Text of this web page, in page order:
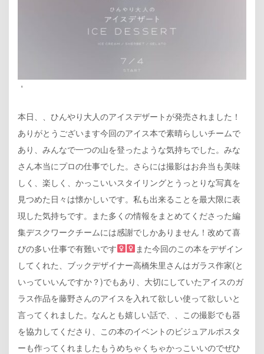
＇
本日、、ひんやり大人のアイスデザートが発売されました！
ありがとうございます今回のアイス本で素晴らしいチームで
あり、みんなで一つの山を登ったような気持ちでした。みな
さん本当にプロの仕事でした。さらには撮影はお弁当も美味
しく、楽しく、かっこいいスタイリングとうっとりな写真を
見つめた日々は懐かしいです。私も出来ることを最大限に表
現した気持ちです。また多くの情報をまとめてくださった編
集デスクワークチームには感謝でしかありません！改めて喜
びの多い仕事で有難いです‍
また今回のこの本をデザイン
してくれた、ブックデザイナー高橋朱里さんはガラス作家(と
いっていいんですか？)でもあり、大切にしていたアイスのガ
ラス作品を藤野さんのアイスを入れて欲しい使って欲しいと
言ってくれました。なんとも嬉しい話で、、この撮影でも器
を協力してくださり、この本のイベントのビジュアルポスタ
ーも作ってくれましたもうめちゃくちゃかっこいいのでぜひ